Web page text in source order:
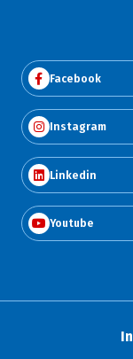
Facebook
Instagram
Linkedin
Youtube